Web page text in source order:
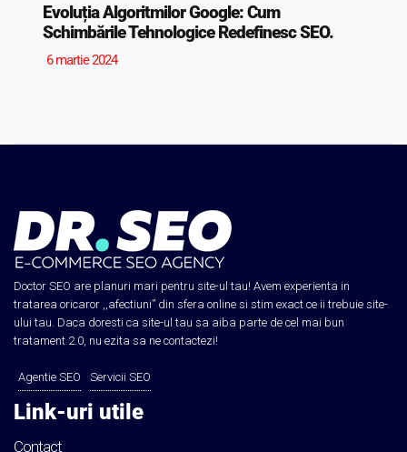
Evoluția Algoritmilor Google: Cum
Schimbările Tehnologice Redefinesc SEO.
6 martie 2024
Doctor SEO are planuri mari pentru site-ul tau! Avem experienta in
tratarea oricaror ,,afectiuni” din sfera online si stim exact ce ii trebuie site-
ului tau. Daca doresti ca site-ul tau sa aiba parte de cel mai bun
tratament 2.0, nu ezita sa ne contactezi!
Agentie SEO Servicii SEO
Link-uri utile
Contact